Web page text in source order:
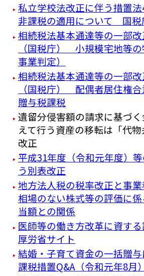
私立学校法改正に伴う措置
非課税の適用について 国税
相続税法基本通達等の一部
（国税庁） 小規模宅地等
事業判定）
相続税法基本通達等の一部
（国税庁） 配偶者居住権
贈与税課税
遺留分侵害額の請求に基づ
えて行う資産の移転は「代
改正
平成31年度（令和元年度）
う別表改正
地方法人税の税率改正と事
相場のない株式等の評価に
当額との関係
医師等の働き方改革に資す
厚労省サイト
結婚・子育て資金の一括贈
課税措置Q&A（令和元年8